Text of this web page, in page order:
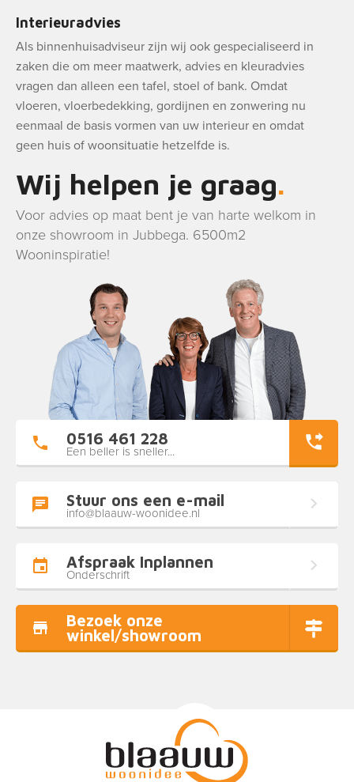
Interieuradvies
Als binnenhuisadviseur zijn wij ook gespecialiseerd in
zaken die om meer maatwerk, advies en kleuradvies
vragen dan alleen een tafel, stoel of bank. Omdat
vloeren, vloerbedekking, gordijnen en zonwering nu
eenmaal de basis vormen van uw interieur en omdat
geen huis of woonsituatie hetzelfde is.
Wij helpen je graag
Voor advies op maat bent je van harte welkom in
onze showroom in Jubbega. 6500m2
Wooninspiratie!
0516 461 228
Een beller is sneller...
Stuur ons een e-mail
info@blaauw-woonidee.nl
Afspraak Inplannen
Onderschrift
Bezoek onze
winkel/showroom